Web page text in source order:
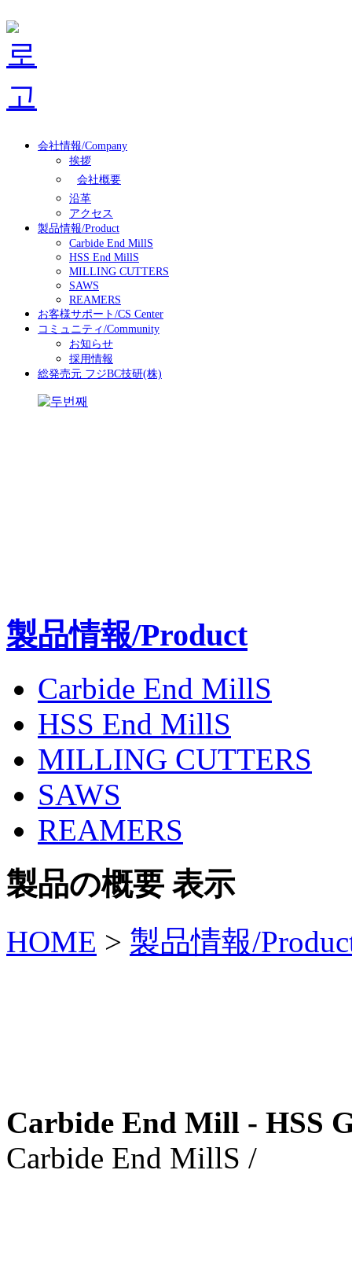
会社情報/Company
挨拶
会社概要
沿革
アクセス
製品情報/Product
Carbide End MillS
HSS End MillS
MILLING CUTTERS
SAWS
REAMERS
お客様サポート/CS Center
コミュニティ/Community
お知らせ
採用情報
総発売元 フジBC技研(株)
製品情報/Product
Carbide End MillS
HSS End MillS
MILLING CUTTERS
SAWS
REAMERS
製品の概要 表示
HOME > 製品情報/
Carbide End Mill - HSS
Carbide End MillS /